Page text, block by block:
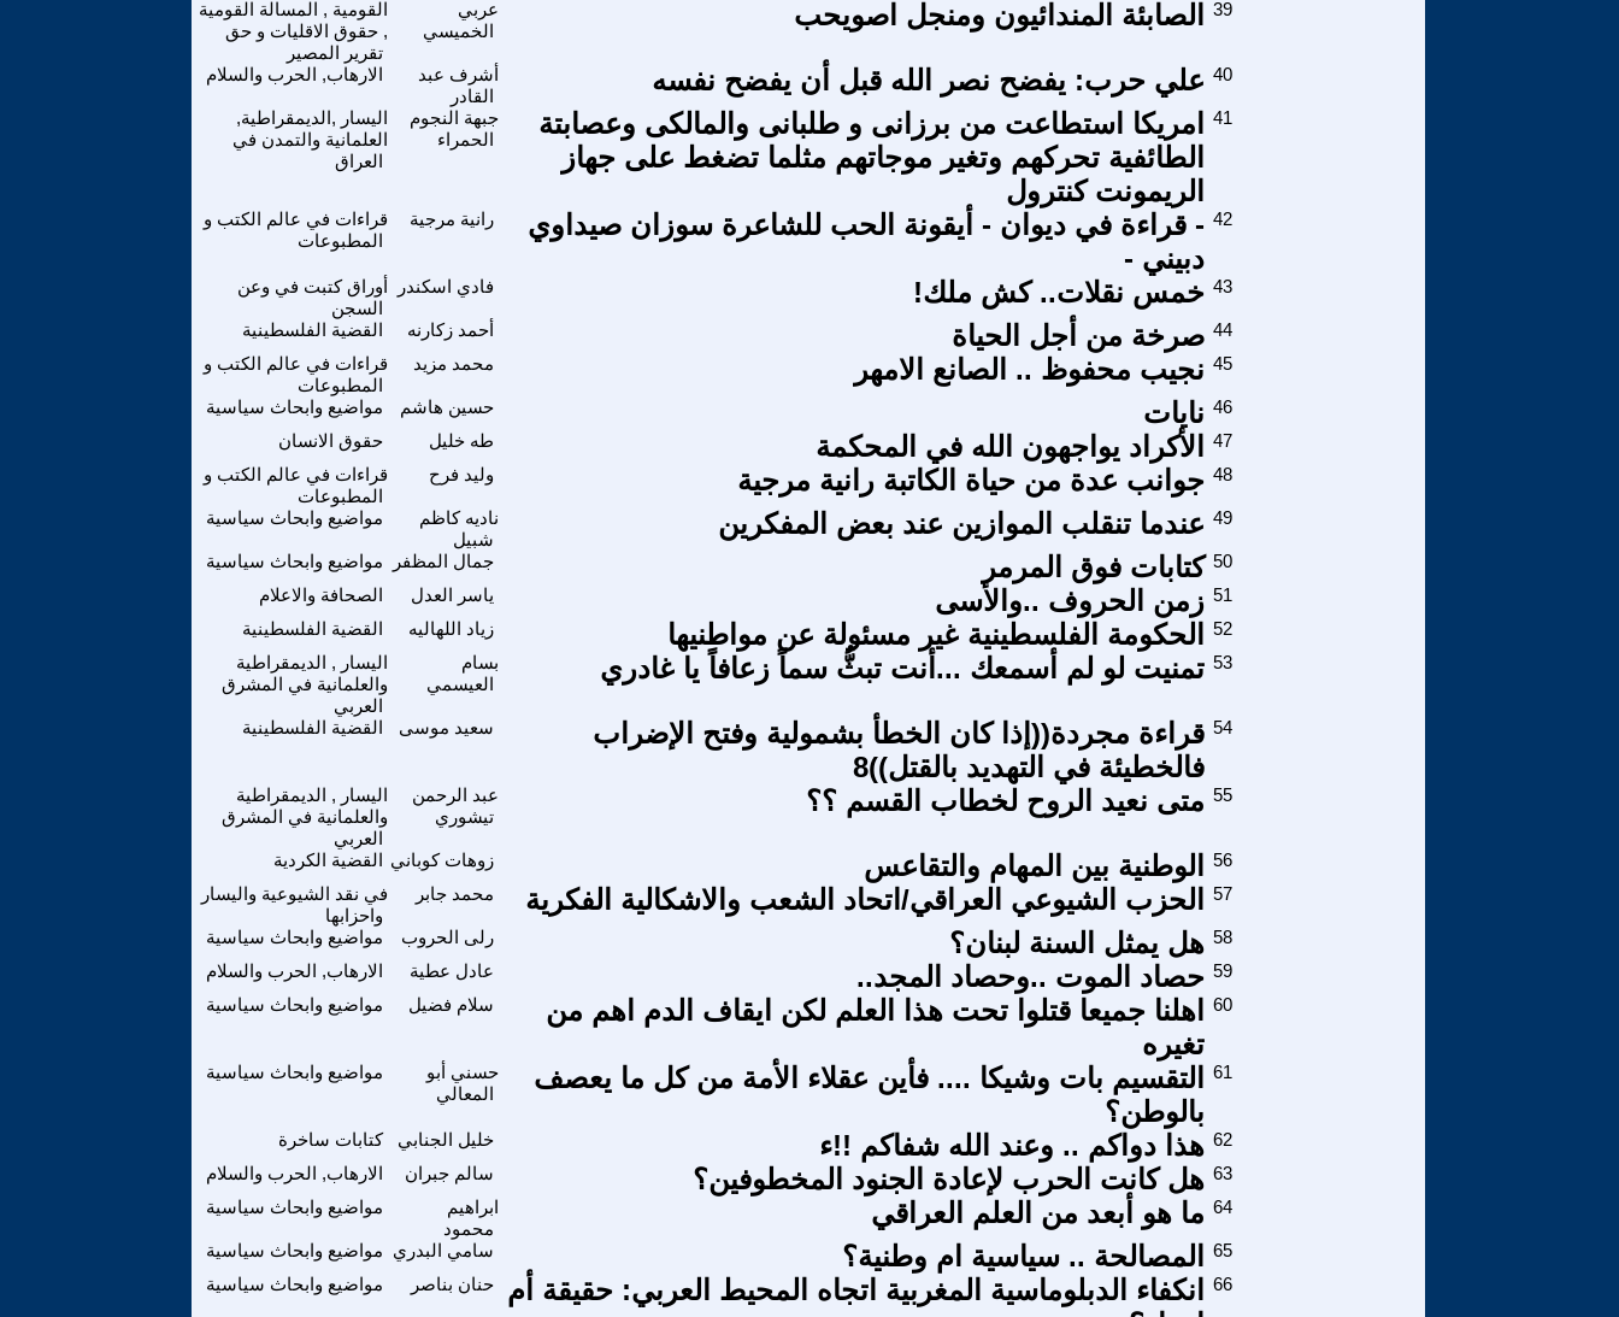
القومية , المسالة القومية
, حقوق الاقليات و حق
تقرير المصير
عربي
الخميسي
الصابئة المندائيون ومنجل اصويحب 39
الارهاب, الحرب والسلام
أشرف عبد
القادر
علي حرب: يفضح نصر الله قبل أن يفضح نفسه 40
اليسار ,الديمقراطية,
العلمانية والتمدن في
العراق
جبهة النجوم
الحمراء
امريكا استطاعت من برزانى و طلبانى والمالكى وعصابتة
الطائفية تحركهم وتغير موجاتهم مثلما تضغط على جهاز
الريمونت كنترول
41
قراءات في عالم الكتب و
المطبوعات
رانية مرجية
- قراءة في ديوان - أيقونة الحب للشاعرة سوزان صيداوي
دبيني -
42
أوراق كتبت في وعن
السجن
فادي اسكندر خمس نقلات.. كش ملك! 43
القضية الفلسطينية أحمد زكارنه صرخة من أجل الحياة 44
قراءات في عالم الكتب و
المطبوعات
محمد مزيد نجيب محفوظ .. الصانع الامهر 45
مواضيع وابحاث سياسية حسين هاشم نايات 46
حقوق الانسان
طه خليل الأكراد يواجهون الله في المحكمة
47
قراءات في عالم الكتب و
المطبوعات
وليد فرح جوانب عدة من حياة الكاتبة رانية مرجية 48
مواضيع وابحاث سياسية
ناديه كاظم
شبيل
عندما تنقلب الموازين عند بعض المفكرين 49
مواضيع وابحاث سياسية جمال المظفر كتابات فوق المرمر 50
الصحافة والاعلام
ياسر العدل زمن الحروف ..والأسى 51
القضية الفلسطينية
زياد اللهاليه الحكومة الفلسطينية غير مسئولة عن مواطنيها
52
اليسار , الديمقراطية
والعلمانية في المشرق
العربي
بسام
العيسمي
تمنيت لو لم أسمعك ...أنت تبثُّ سماً زعافاً يا غادري 53
القضية الفلسطينية سعيد موسى
قراءة مجردة((إذا كان الخطأ بشمولية وفتح الإضراب
فالخطيئة في التهديد بالقتل))8
54
اليسار , الديمقراطية
والعلمانية في المشرق
العربي
عبد الرحمن
تيشوري
متى نعيد الروح لخطاب القسم ؟؟ 55
القضية الكردية زوهات كوباني الوطنية بين المهام والتقاعس
56
في نقد الشيوعية واليسار
واحزابها
محمد جابر الحزب الشيوعي العراقي/اتحاد الشعب والاشكالية الفكرية 57
مواضيع وابحاث سياسية رلى الحروب هل يمثل السنة لبنان؟ 58
الارهاب, الحرب والسلام
عادل عطية حصاد الموت ..وحصاد المجد.. 59
مواضيع وابحاث سياسية
سلام فضيل
اهلنا جميعا قتلوا تحت هذا العلم لكن ايقاف الدم اهم من
تغيره
60
مواضيع وابحاث سياسية
حسني أبو
المعالي
التقسيم بات وشيكا .... فأين عقلاء الأمة من كل ما يعصف
بالوطن؟
61
كتابات ساخرة خليل الجنابي هذا دواكم .. وعند الله شفاكم !!ء 62
الارهاب, الحرب والسلام
سالم جبران هل كانت الحرب لإعادة الجنود المخطوفين؟ 63
مواضيع وابحاث سياسية
ابراهيم
محمود
ما هو أبعد من العلم العراقي 64
مواضيع وابحاث سياسية سامي البدري المصالحة .. سياسية ام وطنية؟
65
مواضيع وابحاث سياسية
حنان بناصر
انكفاء الدبلوماسية المغربية اتجاه المحيط العربي: حقيقة أم
66